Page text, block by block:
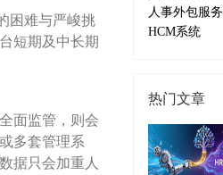
困难与严峻挑
短期及中长期
面监管，则会
多套管理系
据只会加重人
人事外包服务
HCM系统
热门文章